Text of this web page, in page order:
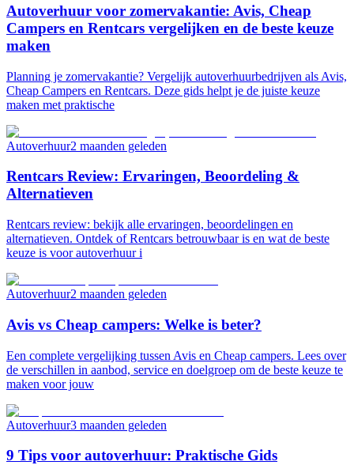
Autoverhuur voor zomervakantie: Avis, Cheap
Campers en Rentcars vergelijken en de beste keuze
maken
Planning je zomervakantie? Vergelijk autoverhuurbedrijven als Avis,
Cheap Campers en Rentcars. Deze gids helpt je de juiste keuze
maken met praktische
Autoverhuur2 maanden geleden
Rentcars Review: Ervaringen, Beoordeling &
Alternatieven
Rentcars review: bekijk alle ervaringen, beoordelingen en
alternatieven. Ontdek of Rentcars betrouwbaar is en wat de beste
keuze is voor autoverhuur i
Autoverhuur2 maanden geleden
Avis vs Cheap campers: Welke is beter?
Een complete vergelijking tussen Avis en Cheap campers. Lees over
de verschillen in aanbod, service en doelgroep om de beste keuze te
maken voor jouw
Autoverhuur3 maanden geleden
9 Tips voor autoverhuur: Praktische Gids